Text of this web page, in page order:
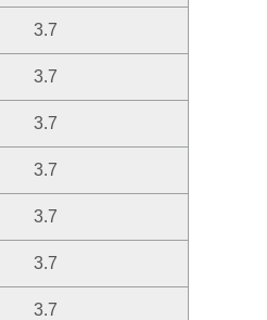
3.7
3.7
3.7
3.7
3.7
3.7
3.7